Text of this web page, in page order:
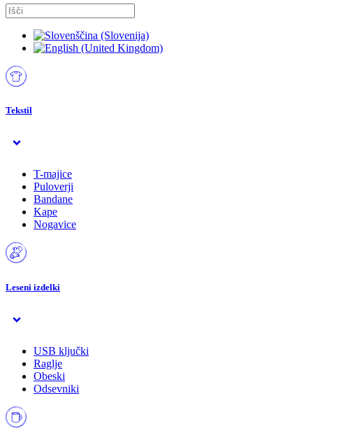
Tekstil
T-majice
Puloverji
Bandane
Kape
Nogavice
Leseni izdelki
USB ključki
Raglje
Obeski
Odsevniki